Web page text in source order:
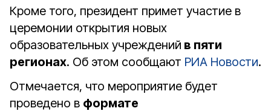
Кроме того, президент примет участие в
церемонии открытия новых
образовательных учреждений в пяти
регионах. Об этом сообщают РИА Новости.
Отмечается, что мероприятие будет
проведено в формате